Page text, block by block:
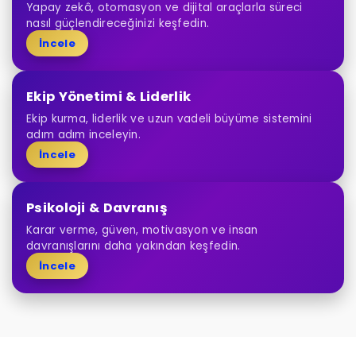
Yapay zekâ, otomasyon ve dijital araçlarla süreci
nasıl güçlendireceğinizi keşfedin.
İncele
Ekip Yönetimi & Liderlik
Ekip kurma, liderlik ve uzun vadeli büyüme sistemini
adım adım inceleyin.
İncele
Psikoloji & Davranış
Karar verme, güven, motivasyon ve insan
davranışlarını daha yakından keşfedin.
İncele